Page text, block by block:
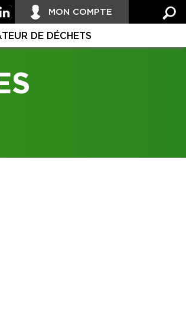
MON COMPTE
DE DÉCHETS